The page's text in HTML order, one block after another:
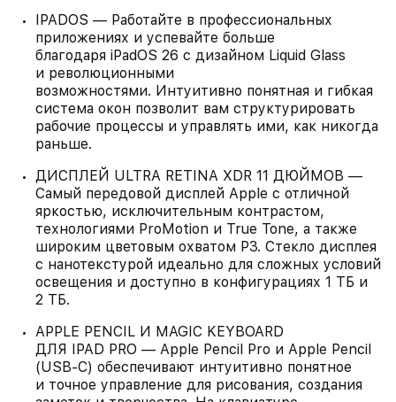
IPADOS — Работайте в профессиональных
приложениях и успевайте больше
благодаря iPadOS 26 с дизайном Liquid Glass
и революционными
возможностями. Интуитивно понятная и гибкая
система окон позволит вам структурировать
рабочие процессы и управлять ими, как никогда
раньше.
ДИСПЛЕЙ ULTRA RETINA XDR 11 ДЮЙМОВ —
Самый передовой дисплей Apple с отличной
яркостью, исключительным контрастом,
технологиями ProMotion и True Tone, а также
широким цветовым охватом P3. Стекло дисплея
с нанотекстурой идеально для сложных условий
освещения и доступно в конфигурациях 1 ТБ и
2 ТБ.
APPLE PENCIL И MAGIC KEYBOARD
ДЛЯ IPAD PRO — Apple Pencil Pro и Apple Pencil
(USB‑C) обеспечивают интуитивно понятное
и точное управление для рисования, создания